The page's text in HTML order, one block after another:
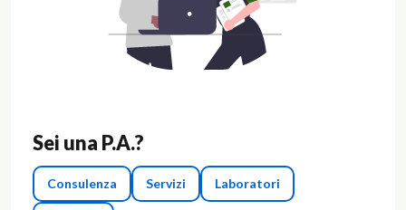
Sei una P.A.?
Consulenza Servizi Laboratori